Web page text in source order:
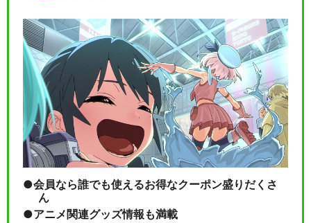
会員なら誰でも使えるお得なクーポン盛りだくさ
ん
アニメ関連グッズ情報も満載